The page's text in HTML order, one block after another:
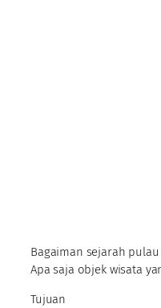
Bagaiman sejarah pulau
Apa saja objek wisata
Tujuan